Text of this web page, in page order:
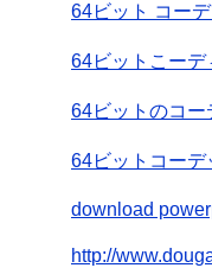
64ビット コー
64ビットこーデ
64ビットのコー
64ビットコーデ
download
http://